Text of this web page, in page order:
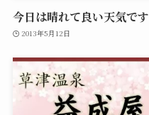
今日は晴れて良い天気です
2013年5月12日